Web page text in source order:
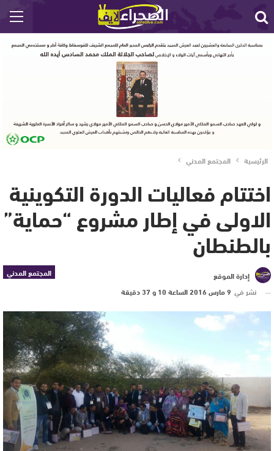
الرئيسية المجتمع المدني
اختتام فعاليات الدورة التكوينية
الاولى في إطار مشروع “حماية”
بالطنطان
المجتمع المدني
إدارة الموقع
نشر في 9 مارس 2016 الساعة 10 و 37 دقيقة